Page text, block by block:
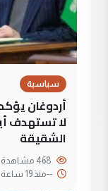
سياسية
أردوغان
لا تستهدف
الشقيقة
--منذ 19 ساعة